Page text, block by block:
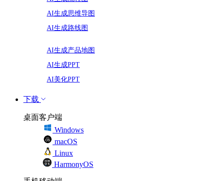
AI生成思维导图
AI生成路线图
AI生成产品地图
AI生成PPT
AI美化PPT
下载
桌面客户端
Windows
macOS
Linux
HarmonyOS